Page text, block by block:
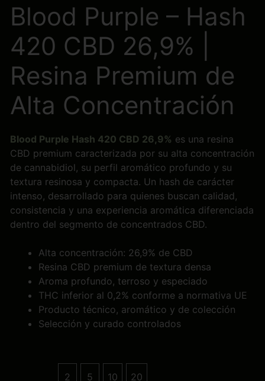
Blood Purple – Hash
420 CBD 26,9% |
Resina Premium de
Alta Concentración
Blood Purple Hash 420 CBD 26,9% es una resina
CBD premium caracterizada por su alta concentración
de cannabidiol, su perfil aromático profundo y su
textura resinosa y compacta. Un hash de carácter
intenso, desarrollado para quienes buscan calidad,
consistencia y una experiencia aromática diferenciada
dentro del segmento de concentrados CBD.
Alta concentración: 26,9% de CBD
Resina CBD premium de textura densa
Aroma profundo, terroso y especiado
THC inferior al 0,2% conforme a normativa UE
Producto técnico, aromático y de colección
Selección y curado controlados
2 5 10 20